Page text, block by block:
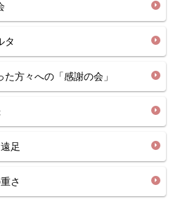
タ
方々への「感謝の会」
足
さ